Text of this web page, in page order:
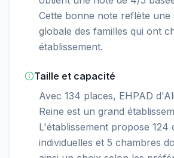
Cette bonne note reflète une
globale des familles qui ont
établissement.
Taille et capacité
Avec 134 places, EHPAD
Reine est un grand
L'établissement propose 124
individuelles et 5 chambres